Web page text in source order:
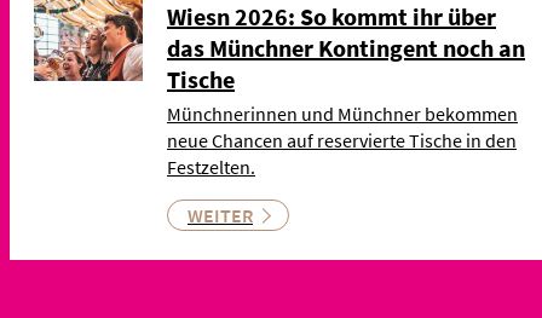
Wiesn 2026: So kommt ihr über
das Münchner Kontingent noch an
Tische
Münchnerinnen und Münchner bekommen
neue Chancen auf reservierte Tische in den
Festzelten.
WEITER